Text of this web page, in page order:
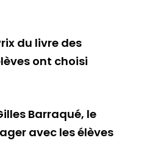
du livre des
ont choisi
Barraqué, le
avec les élèves